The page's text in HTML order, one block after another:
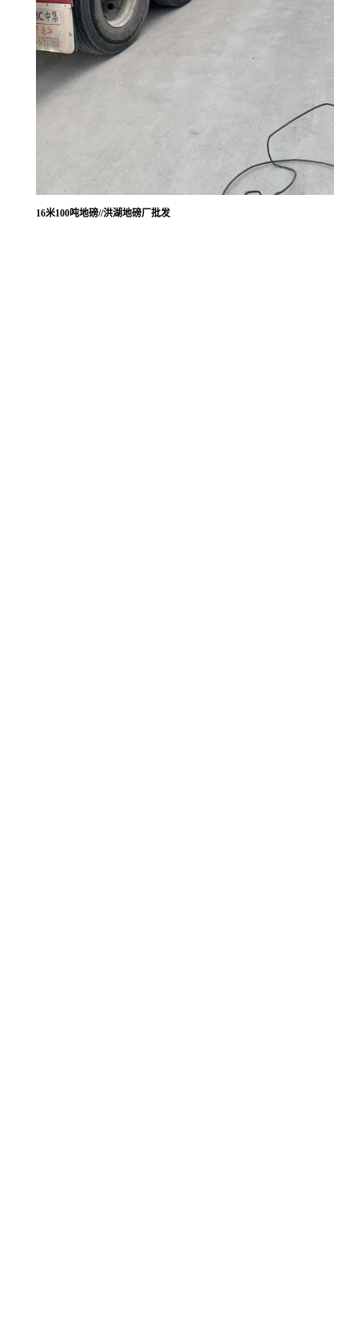
16米100吨地磅//洪湖地磅厂批发